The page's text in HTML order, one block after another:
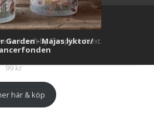
Garden - Majas lyktor/
99kr
här & köp
i-craftby TemplatesNext.